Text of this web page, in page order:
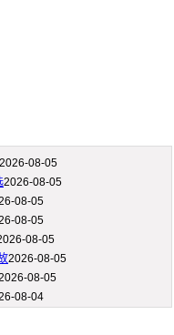
2026-08-05
2026-08-05
08-05
08-05
08-05
2026-08-05
08-05
08-04